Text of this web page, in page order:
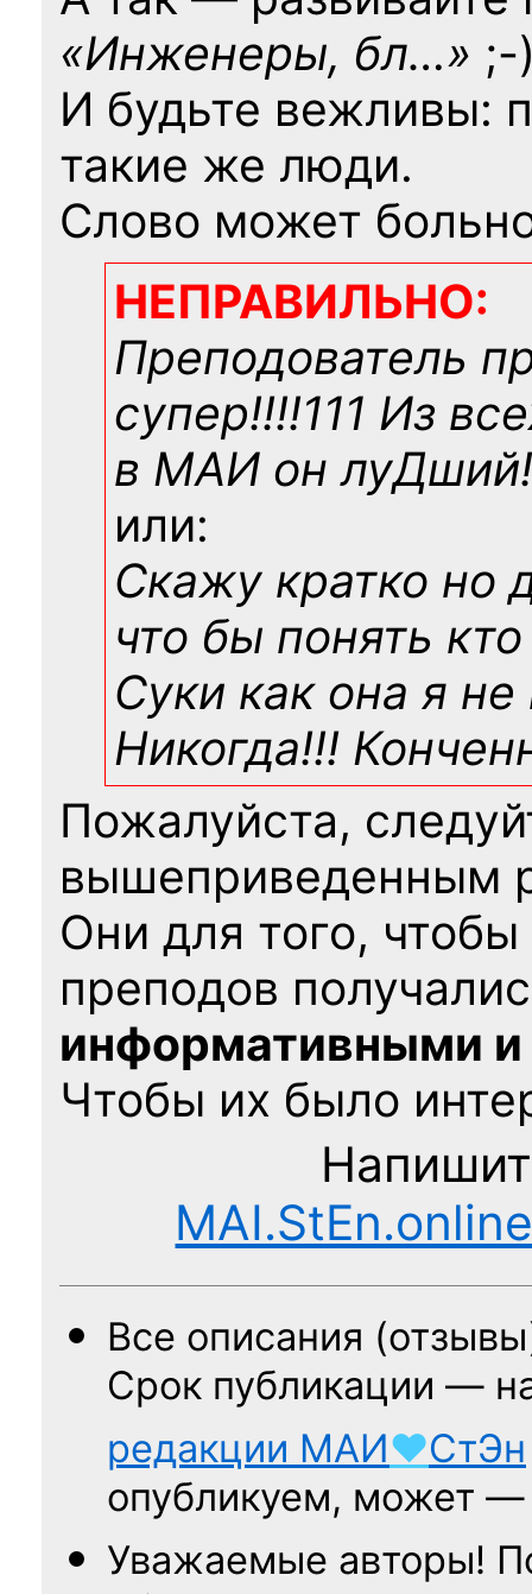
«Инженеры, бл…» ;-
И будьте вежливы:
такие же люди.
Слово может
НЕПРАВИЛЬНО:
Преподователь
супер!!!!111 Из
в МАИ он
или:
Скажу кратко но
что бы понять
Суки как она я не
Никогда!!!
Пожалуйста,
вышеприведенным
Они для того,
преподов
информативными
Чтобы их было
Все описания
Срок публикации —
редакции МАИ♥СтЭн
опубликуем, может
Уважаемые авторы!